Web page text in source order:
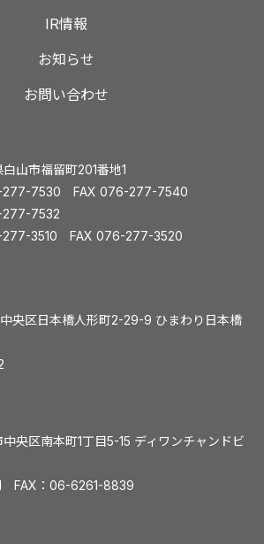
IR情報
お知らせ
お問い合わせ
山市福留町201番地1
7530 FAX 076-277-7540
7532
3510 FAX 076-277-3520
央区日本橋人形町2-29-9 ひまわり日本橋
央区南本町1丁目5-15 ディワンチャンドビ
FAX：06-6261-8839